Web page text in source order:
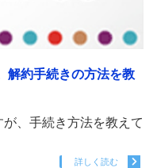
解約手続きの方法を教
、手続き方法を教えて
詳しく読む